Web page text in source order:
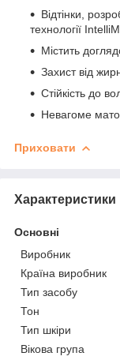
Відтінки,
технології
Містить
Захист від
Стійкість до
Невагоме
Приховати
Характеристики
Основні
Виробник
Країна виробник
Тип засобу
Тон
Тип шкіри
Вікова група